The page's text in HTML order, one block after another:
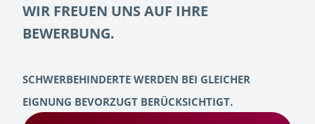
WIR FREUEN UNS AUF IHRE
BEWERBUNG.
SCHWERBEHINDERTE WERDEN BEI GLEICHER
EIGNUNG BEVORZUGT BERÜCKSICHTIGT.